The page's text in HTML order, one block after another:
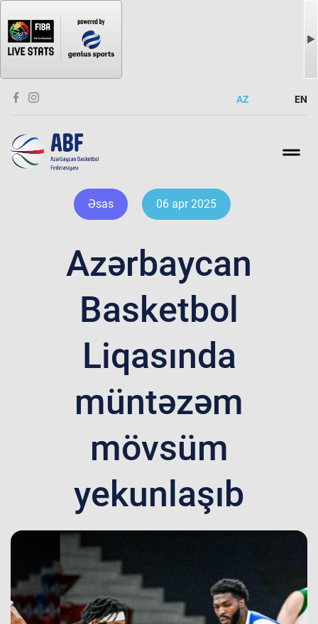
AZ EN
Əsas 06 apr 2025
Azərbaycan
Basketbol
Liqasında
müntəzəm
mövsüm
yekunlaşıb